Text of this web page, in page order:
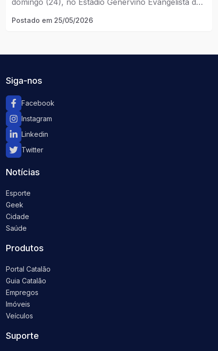
domingo (24), no Estádio Genervino Evangelista da
Campeonato Brasileiro Série D.
Postado em 25/05/2026
Siga-nos
Facebook
Instagram
Linkedin
Twitter
Notícias
Esporte
Geek
Cidade
Saúde
Produtos
Portal Catalão
Guia Catalão
Empregos
Imóveis
Veículos
Suporte